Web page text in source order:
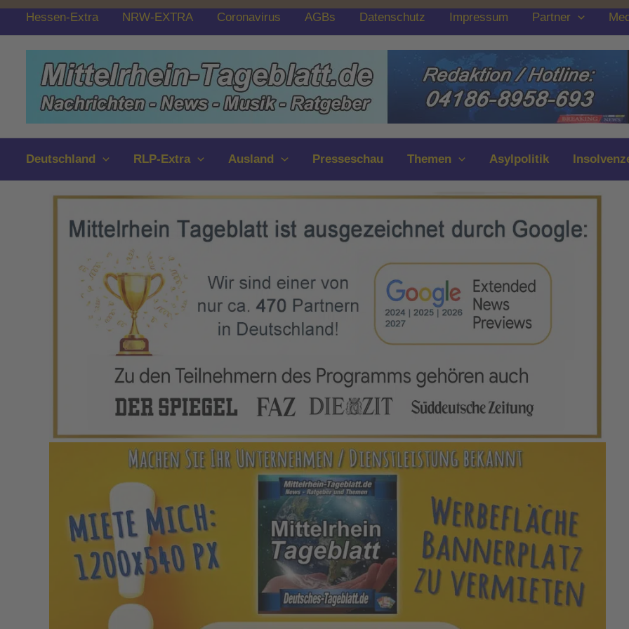
Zum
springen
Hessen-Extra NRW-EXTRA Coronavirus AGBs Datenschutz Impressum Partner
Deutschland RLP-Extra Ausland Presseschau Themen Asylpolitik